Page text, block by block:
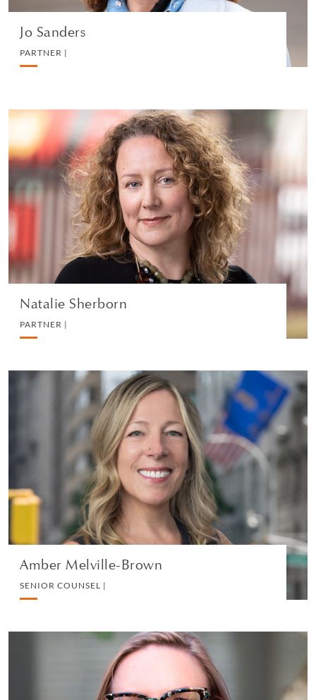
Jo Sanders
PARTNER |
Natalie Sherborn
PARTNER |
Natalie Sherborn
PARTNER |
WHITE COLLAR DEFENCE AND INVESTIGATIONS
VEDI IL PROFILO
Amber Melville-Brown
SENIOR COUNSEL |
Amber Melville-Brown
SENIOR COUNSEL |
MEDIA AND REPUTATION
VEDI IL PROFILO
Jessica Nall
PARTNER |